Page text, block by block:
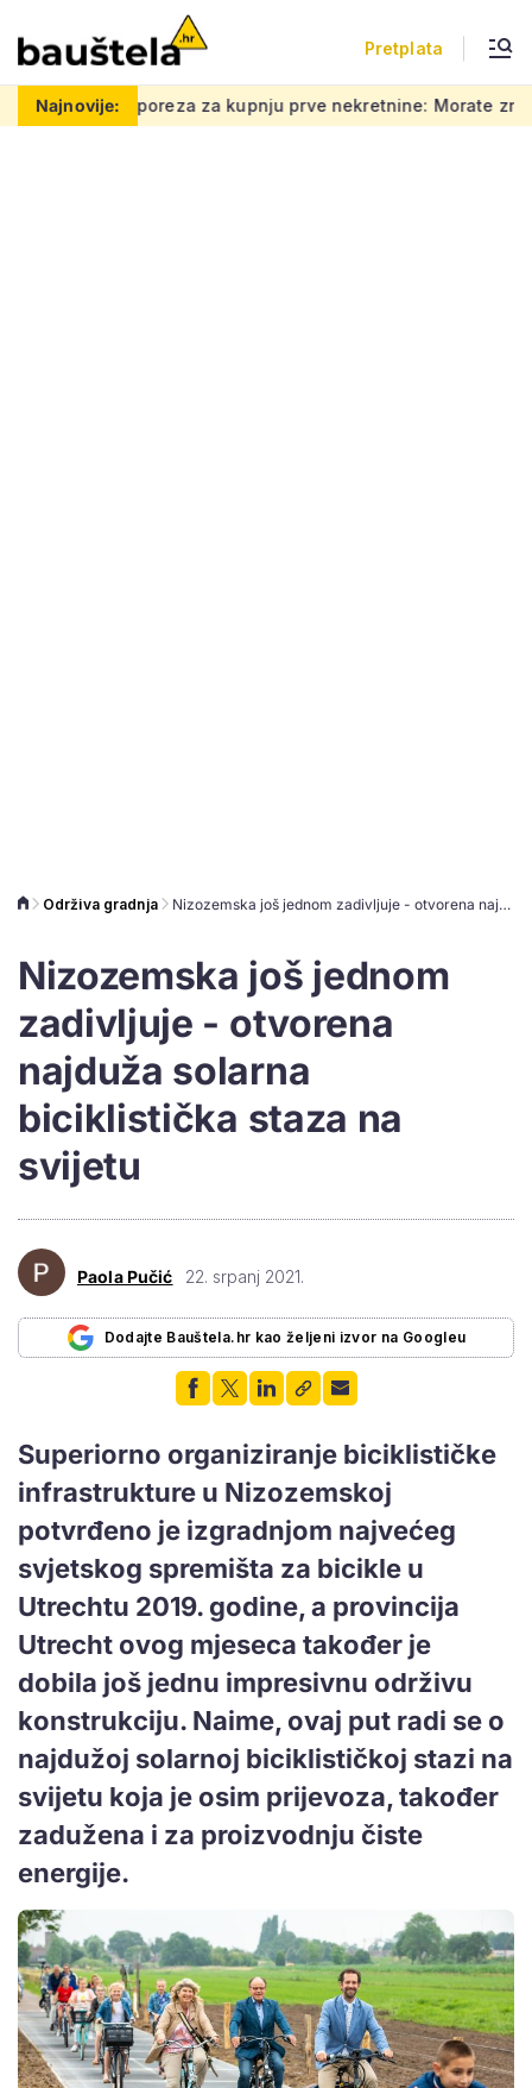
Pretplata
Najnovije:
za kupnju prve nekretnine: Morate znati ovih 5 stvari, bez
Održiva gradnja Nizozemska još jednom zadivljuje - otvorena najduža solarna biciklistička staza na svijetu
Nizozemska još jednom
zadivljuje - otvorena
najduža solarna
biciklistička staza na
svijetu
Paola Pučić 22. srpanj 2021.
Dodajte Bauštela.hr kao željeni izvor na Googleu
Superiorno organiziranje biciklističke
infrastrukture u Nizozemskoj
potvrđeno je izgradnjom najvećeg
svjetskog spremišta za bicikle u
Utrechtu 2019. godine, a provincija
Utrecht ovog mjeseca također je
dobila još jednu impresivnu održivu
konstrukciju. Naime, ovaj put radi se o
najdužoj solarnoj biciklističkoj stazi na
svijetu koja je osim prijevoza, također
zadužena i za proizvodnju čiste
energije.